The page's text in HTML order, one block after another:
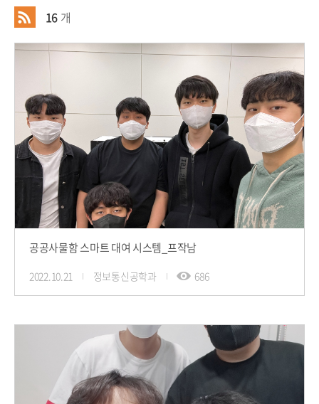
16 개
공공사물함 스마트 대여 시스템_프작남
2022.10.21 정보통신공학과 686